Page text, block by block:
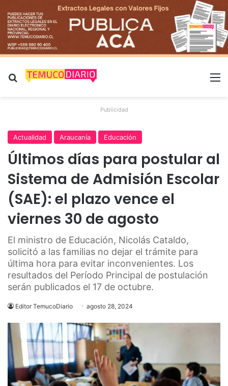
Buscar por
Publicidad
Actualidad Araucanía Educación
Últimos días para postular al
Sistema de Admisión Escolar
(SAE): el plazo vence el
viernes 30 de agosto
El ministro de Educación, Nicolás Cataldo,
solicitó a las familias no dejar el trámite para
última hora para evitar inconvenientes. Los
resultados del Período Principal de postulación
serán publicados el 17 de octubre.
Editor TemucoDiario agosto 28, 2024